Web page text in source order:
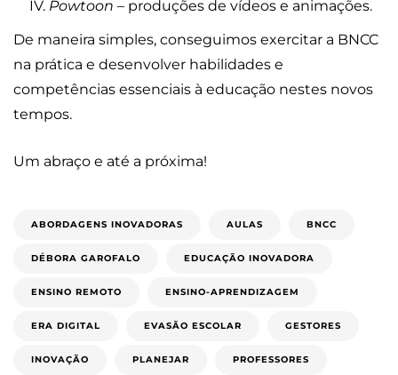
Powtoon – produções de vídeos e animações.
De maneira simples, conseguimos exercitar a BNCC
na prática e desenvolver habilidades e
competências essenciais à educação nestes novos
tempos.
Um abraço e até a próxima!
ABORDAGENS INOVADORAS AULAS BNCC
DÉBORA GAROFALO EDUCAÇÃO INOVADORA
ENSINO REMOTO ENSINO-APRENDIZAGEM
ERA DIGITAL EVASÃO ESCOLAR GESTORES
INOVAÇÃO PLANEJAR PROFESSORES